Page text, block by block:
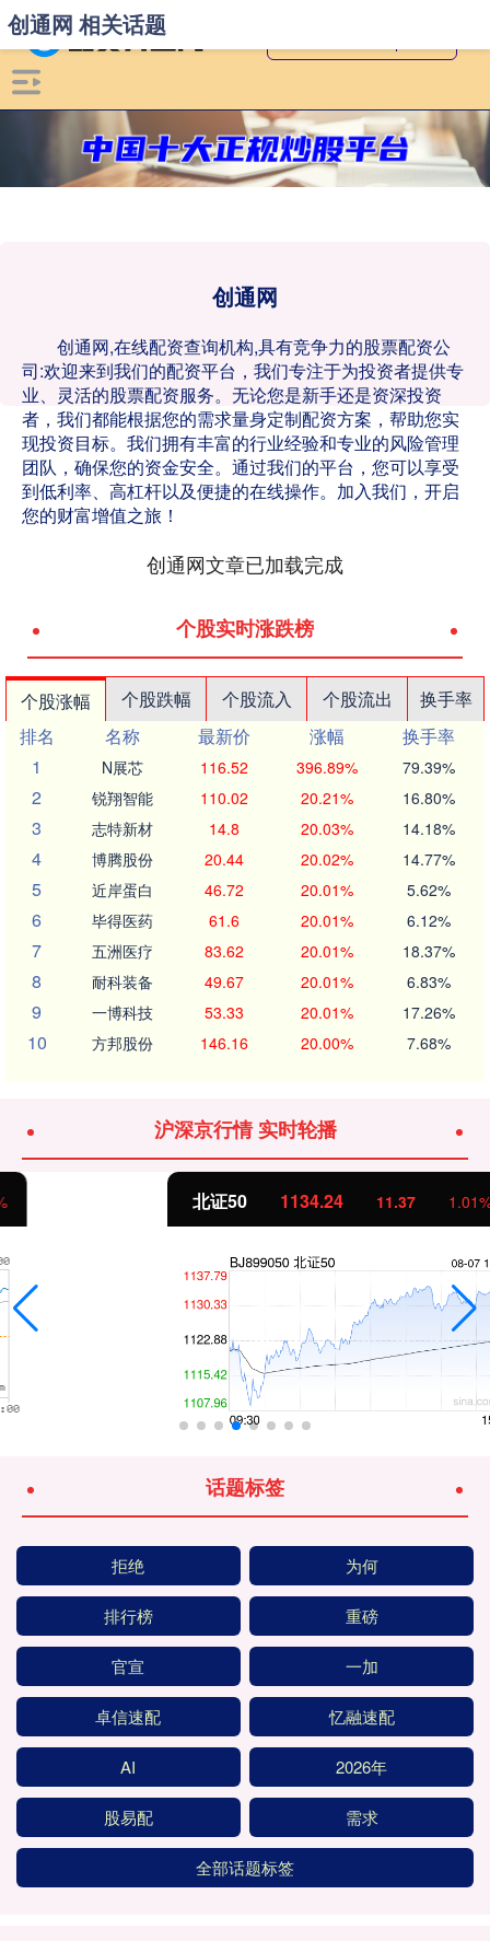
创通网
创通网,在线配资查询机构,具有竞争力的股票配资公
司:欢迎来到我们的配资平台，我们专注于为投资者提供专
业、灵活的股票配资服务。无论您是新手还是资深投资
者，我们都能根据您的需求量身定制配资方案，帮助您实
现投资目标。我们拥有丰富的行业经验和专业的风险管理
团队，确保您的资金安全。通过我们的平台，您可以享受
到低利率、高杠杆以及便捷的在线操作。加入我们，开启
您的财富增值之旅！
创通网 相关话题
创通网文章已加载完成
个股实时涨跌榜
个股涨幅 个股跌幅 个股流入 个股流出
换手率
排名
名称 最新价 涨幅
换手率
1
N展芯 116.52 396.89% 79.39%
2 锐翔智能 110.02 20.21% 16.80%
3 志特新材 14.8 20.03% 14.18%
4 博腾股份 20.44 20.02% 14.77%
5 近岸蛋白 46.72 20.01% 5.62%
6 毕得医药 61.6 20.01% 6.12%
7 五洲医疗 83.62 20.01% 18.37%
8 耐科装备 49.67 20.01% 6.83%
9 一博科技 53.33 20.01% 17.26%
10 方邦股份 146.16 20.00% 7.68%
沪深京行情 实时轮播
1134.24 11.37 1.01%
话题标签
拒绝 为何
排行榜 重磅
官宣 一加
卓信速配 忆融速配
AI 2026年
股易配 需求
全部话题标签